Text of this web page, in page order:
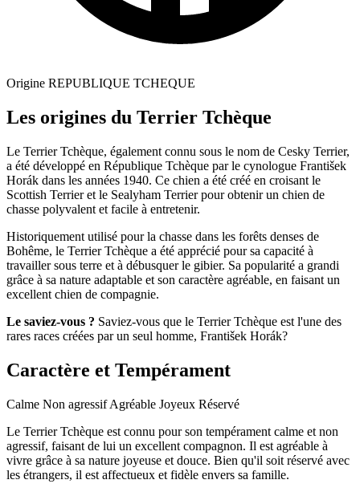
Origine REPUBLIQUE TCHEQUE
Les origines du Terrier Tchèque
Le Terrier Tchèque, également connu sous le nom de Cesky Terrier,
a été développé en République Tchèque par le cynologue František
Horák dans les années 1940. Ce chien a été créé en croisant le
Scottish Terrier et le Sealyham Terrier pour obtenir un chien de
chasse polyvalent et facile à entretenir.
Historiquement utilisé pour la chasse dans les forêts denses de
Bohême, le Terrier Tchèque a été apprécié pour sa capacité à
travailler sous terre et à débusquer le gibier. Sa popularité a grandi
grâce à sa nature adaptable et son caractère agréable, en faisant un
excellent chien de compagnie.
Le saviez-vous ? Saviez-vous que le Terrier Tchèque est l'une des
rares races créées par un seul homme, František Horák?
Caractère et Tempérament
Calme Non agressifAgréable Joyeux Réservé
Le Terrier Tchèque est connu pour son tempérament calme et non
agressif, faisant de lui un excellent compagnon. Il est agréable à
vivre grâce à sa nature joyeuse et douce. Bien qu'il soit réservé avec
les étrangers, il est affectueux et fidèle envers sa famille.